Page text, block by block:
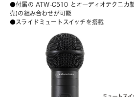
●付属の ATW-C510 とオーディオテクニカ
売)の組み合わせが可能
●スライドミュートスイッチを搭載